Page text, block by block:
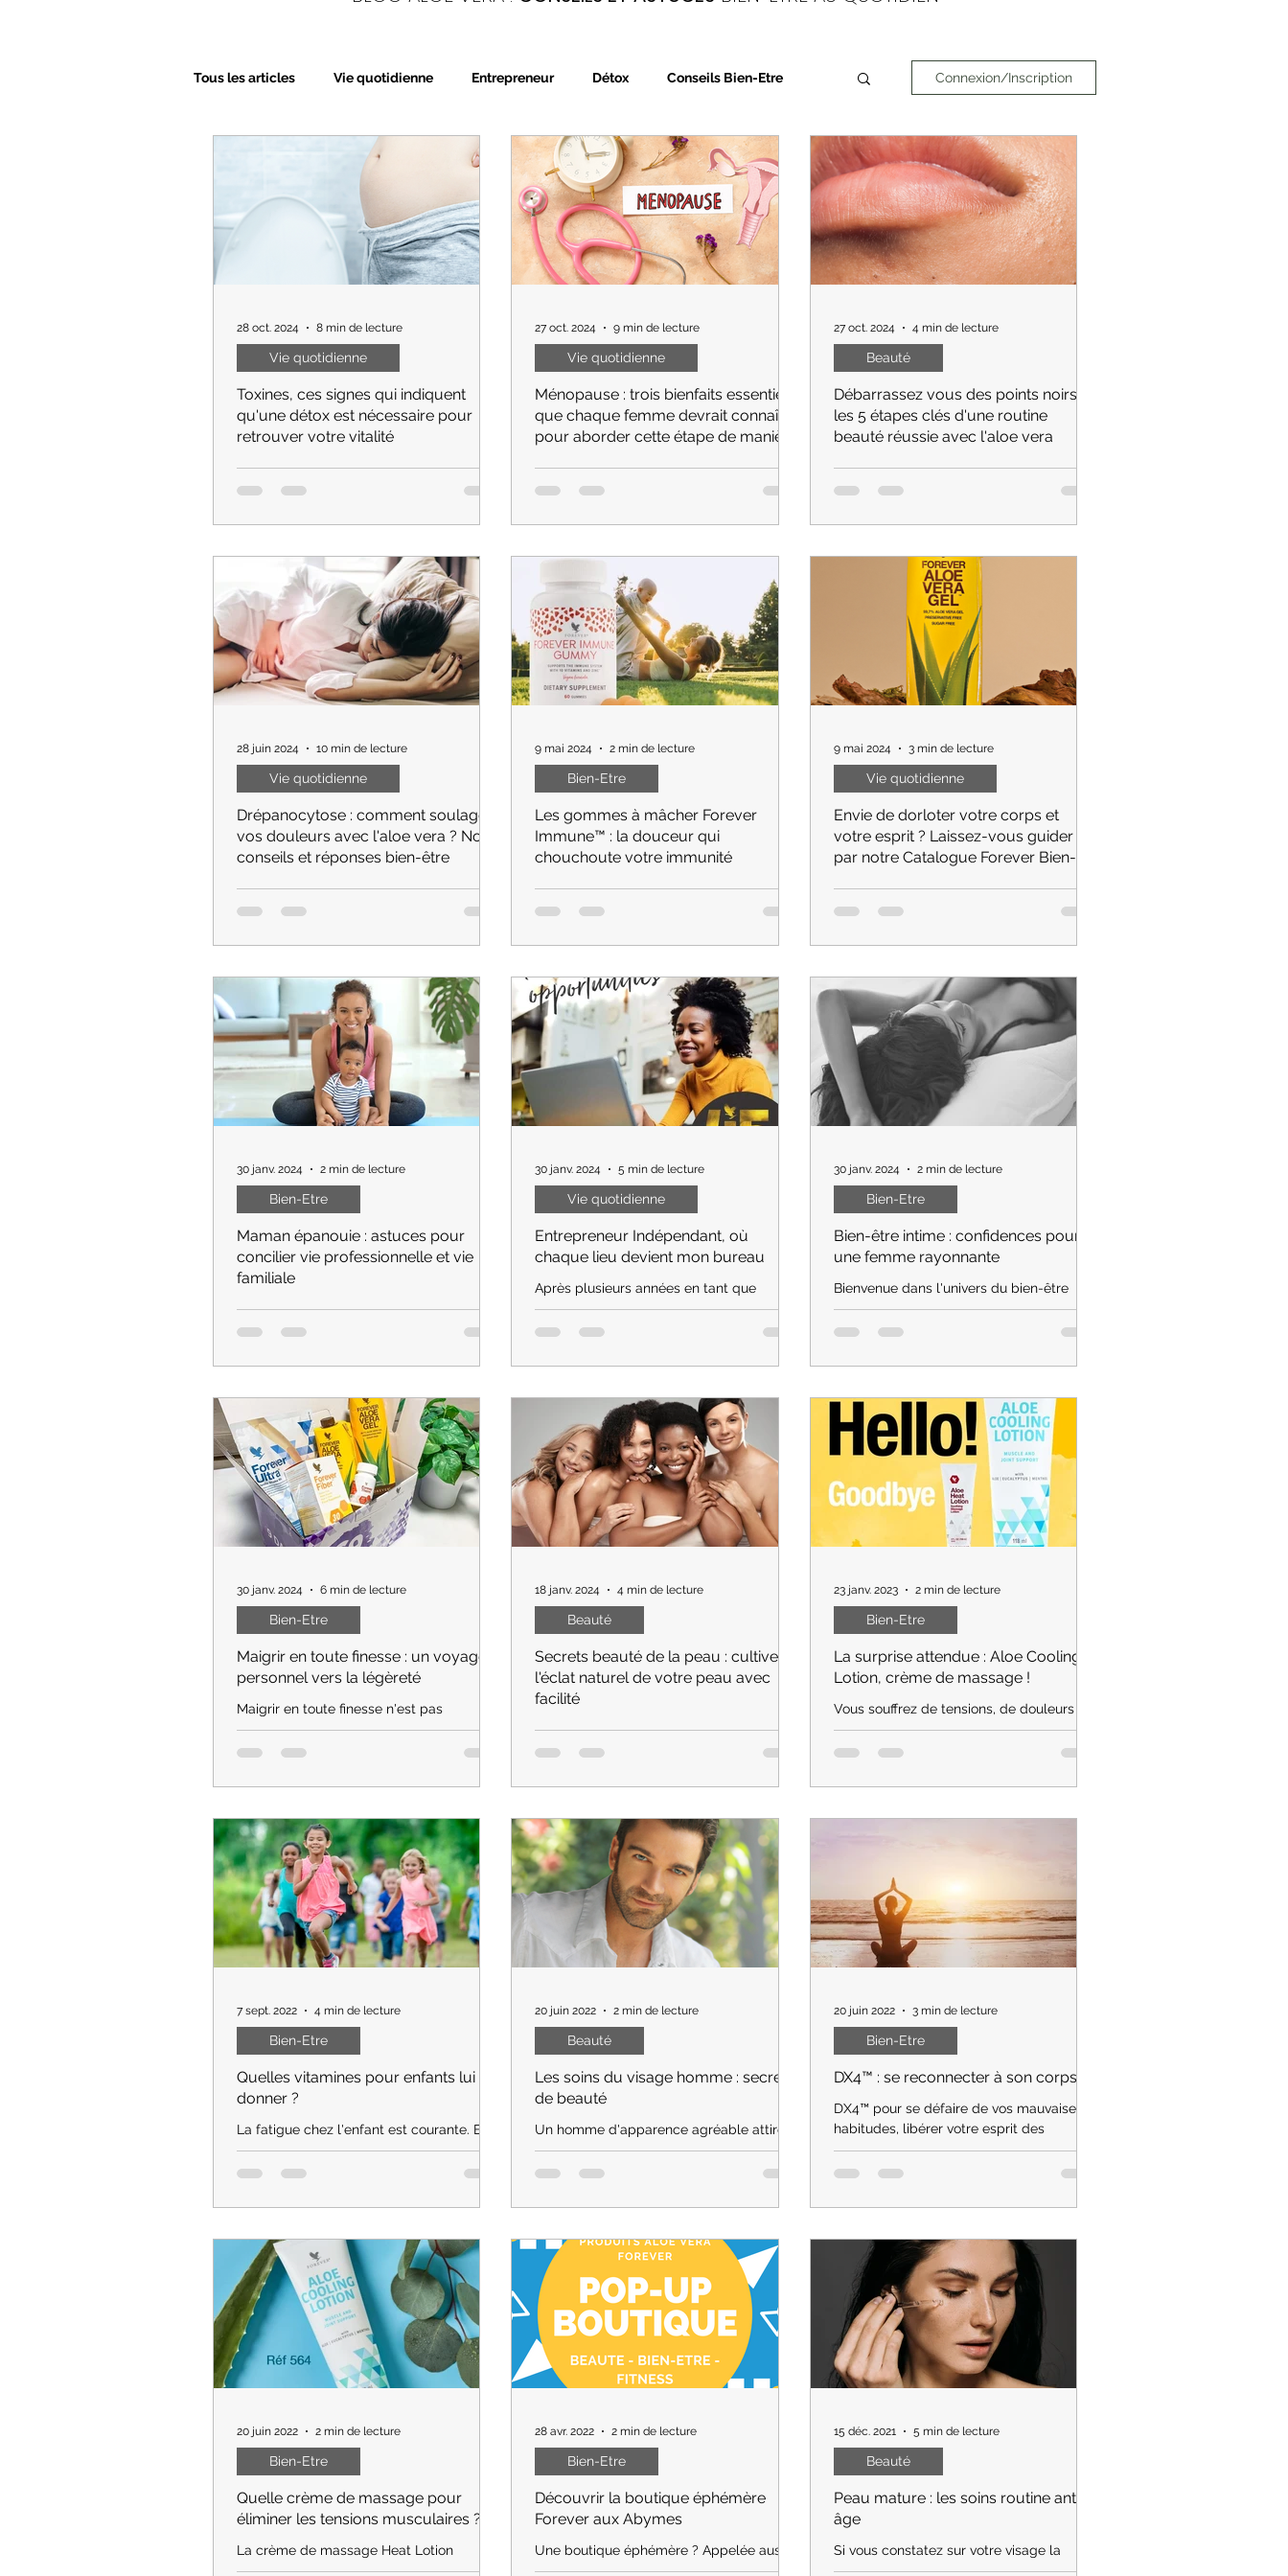
Tous les articles Vie quotidienne Entrepreneur Détox Conseils Bien-Etre
Beauté Phytothérapie Aromathérapie
Connexion/Inscription
Toxines, ces signes qui indiquent
qu'une détox est nécessaire pour
retrouver votre vitalité
Fatigue, peau terne, digestion difficile ?
Découvrez les signes d'alerte indiquant
avec la cure C9
Vie quotidienne
28 oct. 2024 8 min de lecture
Ménopause : trois bienfaits essentiels
que chaque femme devrait connaître
pour aborder cette étape de manière
Comment les produits Forever peuvent ils
aider les femmes à vivre la ménopause de
le bien-être.
Vie quotidienne
27 oct. 2024 9 min de lecture
Débarrassez vous des points noirs :
les 5 étapes clés d'une routine
beauté réussie avec l'aloe vera
Points noirs : notre routine beauté pour
nettoyer la peau de l’extérieur est
purifier de l’intérieur.
Beauté
27 oct. 2024 4 min de lecture
Drépanocytose : comment soulager
vos douleurs avec l'aloe vera ? Nos
conseils et réponses bien-être
Drépanocytose. Pour ceux qui en
souffrent, le quotidien est souvent marqué
très intenses, une fatigue
Vie quotidienne
28 juin 2024 10 min de lecture
Les gommes à mâcher Forever
Immune™ : la douceur qui
chouchoute votre immunité
L'été approche et le tourbillon de la vie
peut rendre notre système immunitaire un
multivitaminés...
Bien-Etre
9 mai 2024 2 min de lecture
Envie de dorloter votre corps et
votre esprit ? Laissez-vous guider
par notre Catalogue Forever Bien-
Dans le catalogue Forever Bien-Etre, vous
trouverez les catégories de produits à
fitness, détox
Vie quotidienne
9 mai 2024 3 min de lecture
Maman épanouie : astuces pour
concilier vie professionnelle et vie
familiale
Être une maman épanouie tout en
jonglant avec les défis de la vie
mais tout à fait réalisable.
Bien-Etre
30 janv. 2024 2 min de lecture
Entrepreneur Indépendant, où
chaque lieu devient mon bureau
Après plusieurs années en tant que
distributrice, ayant dépassé la soixantaine,
je trouve une immense satisfaction dans
Vie quotidienne
30 janv. 2024 5 min de lecture
Bien-être intime : confidences pour
une femme rayonnante
Bienvenue dans l'univers du bien-être
intime, une exploration délicate des soins
spécifiques de Forever Living, conçus
Bien-Etre
30 janv. 2024 2 min de lecture
Maigrir en toute finesse : un voyage
personnel vers la légèreté
Maigrir en toute finesse n'est pas
simplement une quête de perte de poids,
mais une aventure personnelle vers la
Bien-Etre
30 janv. 2024 6 min de lecture
Secrets beauté de la peau : cultivez
l'éclat naturel de votre peau avec
facilité
Secrets d'une peau resplendissante !
Découvrez mes astuces pour un éclat
peau naturellement.
Beauté
18 janv. 2024 4 min de lecture
La surprise attendue : Aloe Cooling
Lotion, crème de massage !
Vous souffrez de tensions, de douleurs
osseuse, articulaire, tendineuse,
musculaire, dorsale, etc... Découvrez Aloe
Bien-Etre
23 janv. 2023 2 min de lecture
Quelles vitamines pour enfants lui
donner ?
La fatigue chez l'enfant est courante. Elle
survient le plus souvent à cause du
rythme scolaire trop soutenu, des
Bien-Etre
7 sept. 2022 4 min de lecture
Les soins du visage homme : secrets
de beauté
Un homme d'apparence agréable attire le
regard. Alors, quel rituel beauté adopter
pour l'homme ?
Beauté
20 juin 2022 2 min de lecture
DX4™ : se reconnecter à son corps
DX4™ pour se défaire de vos mauvaises
habitudes, libérer votre esprit des
pensées négatives avec une approche
basée sur la pleine conscience
Bien-Etre
20 juin 2022 3 min de lecture
Quelle crème de massage pour
éliminer les tensions musculaires ?
La crème de massage Heat Lotion
Forever est polyvalente et
Bien-Etre
20 juin 2022 2 min de lecture
Découvrir la boutique éphémère
Forever aux Abymes
Une boutique éphémère ? Appelée aussi
Pop Up Store, c'est similaire à un point de
Bien-Etre
28 avr. 2022 2 min de lecture
Peau mature : les soins routine anti-
âge
Si vous constatez sur votre visage la
présence de rides ou ridules, que votre
Beauté
15 déc. 2021 5 min de lecture